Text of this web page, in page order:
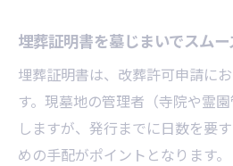
埋葬証明書を墓じまいでスム
埋葬証明書は、改葬許可申請に
す。現墓地の管理者（寺院や霊
しますが、発行までに日数を要
めの手配がポイントとなります。